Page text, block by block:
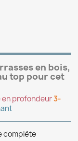
en bois,
top pour cet
profondeur3-
complète